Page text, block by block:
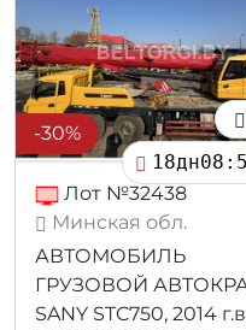
-30%
Лот №32438
Минская обл.
АВТОМОБИЛЬ
ГРУЗОВОЙ
SANY STC750, 2014